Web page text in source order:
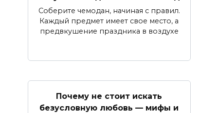
Соберите чемодан, начиная с правил.
Каждый предмет имеет свое место, а
предвкушение праздника в воздухе
Почему не стоит искать
безусловную любовь — мифы и